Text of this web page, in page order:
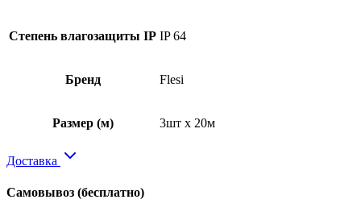
Степень влагозащиты IP IP 64
Бренд Flesi
Размер (м) 3шт x 20м
Доставка
Самовывоз (бесплатно)